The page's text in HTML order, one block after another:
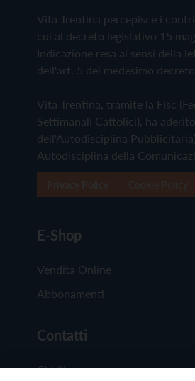
Vita Trentina percepisce i
cui al decreto legislativo 15
Indicazione resa ai sensi della
dell'art. 5 del medesimo decreto
Vita Trentina, tramite la Fisc
Settimanali Cattolici), ha
dell'Autodisciplina
Autodisciplina della
E-Shop
Vendita Online
Abbonamenti
Contatti
Chi Siamo